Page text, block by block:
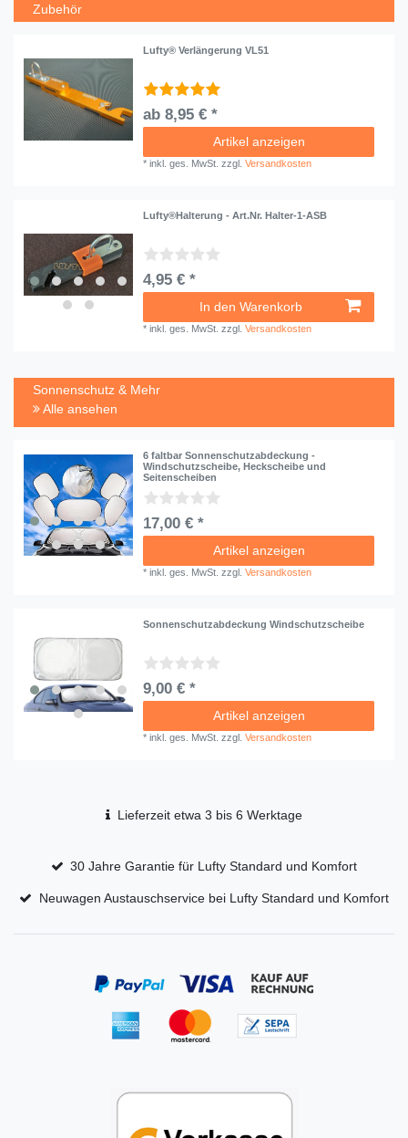
Zubehör
Lufty® Verlängerung VL51
ab 8,95 € *
Artikel anzeigen
*inkl. ges. MwSt. zzgl.Versandkosten
Lufty®Halterung - Art.Nr. Halter-1-ASB
4,95 € *
In den Warenkorb
*inkl. ges. MwSt. zzgl.Versandkosten
Sonnenschutz & Mehr
Alle ansehen
6 faltbar Sonnenschutzabdeckung -
Windschutzscheibe, Heckscheibe und
Seitenscheiben
17,00 € *
Artikel anzeigen
*inkl. ges. MwSt. zzgl.Versandkosten
Sonnenschutzabdeckung Windschutzscheibe
9,00 € *
Artikel anzeigen
*inkl. ges. MwSt. zzgl.Versandkosten
Lieferzeit etwa 3 bis 6 Werktage
30 Jahre Garantie für Lufty Standard und Komfort
Neuwagen Austauschservice bei Lufty Standard und Komfort